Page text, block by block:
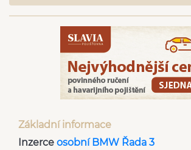
Základní informace
Inzerce osobní BMW Řada 3